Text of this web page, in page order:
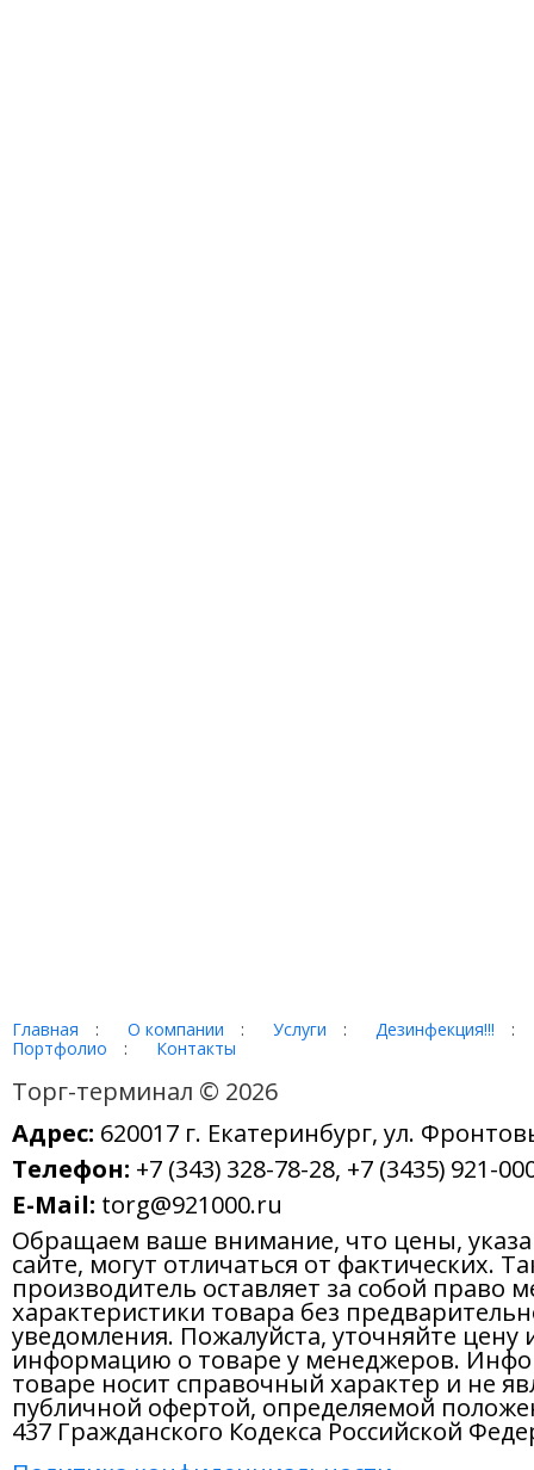
Главная : О компании : Услуги : Дезинфекция!!!
:
Портфолио
: Контакты
Торг-терминал © 2026
Адрес: 620017 г. Екатеринбург, ул.
Телефон: +7 (343) 328-78-28, +7 (3435) 921-
E-Mail: torg@921000.ru
Обращаем ваше внимание, что цены,
сайте, могут отличаться от фактических.
производитель оставляет за собой право
характеристики товара без
уведомления. Пожалуйста, уточняйте цену
информацию о товаре у менеджеров.
товаре носит справочный характер и не
публичной офертой, определяемой
437 Гражданского Кодекса Российской